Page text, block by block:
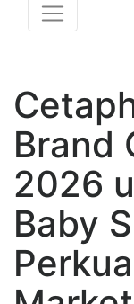
Brand
2026
Baby